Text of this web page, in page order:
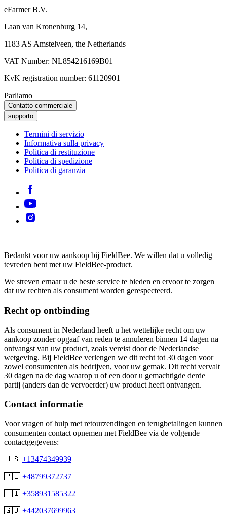
eFarmer B.V.
Laan van Kronenburg 14,
1183 AS Amstelveen, the Netherlands
VAT Number: NL854216169B01
KvK registration number: 61120901
Parliamo
Contatto commerciale
supporto
Termini di servizio
Informativa sulla privacy
Politica di restituzione
Politica di spedizione
Politica di garanzia
Bedankt voor uw aankoop bij FieldBee. We willen dat u volledig
tevreden bent met uw FieldBee-product.
We streven ernaar u de beste service te bieden en ervoor te zorgen
dat uw rechten als consument worden gerespecteerd.
Recht op ontbinding
Als consument in Nederland heeft u het wettelijke recht om uw
aankoop zonder opgaaf van reden te annuleren binnen 14 dagen na
ontvangst van uw product, zoals vereist door de Nederlandse
wetgeving. Bij FieldBee verlengen we dit recht tot 30 dagen voor
zowel consumenten als bedrijven, voor uw gemak. Dit recht vervalt
30 dagen na de dag waarop u of een door u gemachtigde derde
partij (anders dan de vervoerder) uw product heeft ontvangen.
Contact informatie
Voor vragen of hulp met retourzendingen en terugbetalingen kunnen
consumenten contact opnemen met FieldBee via de volgende
contactgegevens:
🇺🇸 +13474349939
🇵🇱 +48799372737
🇫🇮 +358931585322
🇬🇧 +442037699963